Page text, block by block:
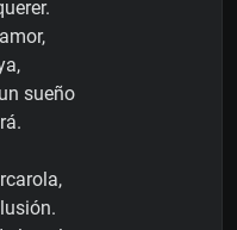
sueño